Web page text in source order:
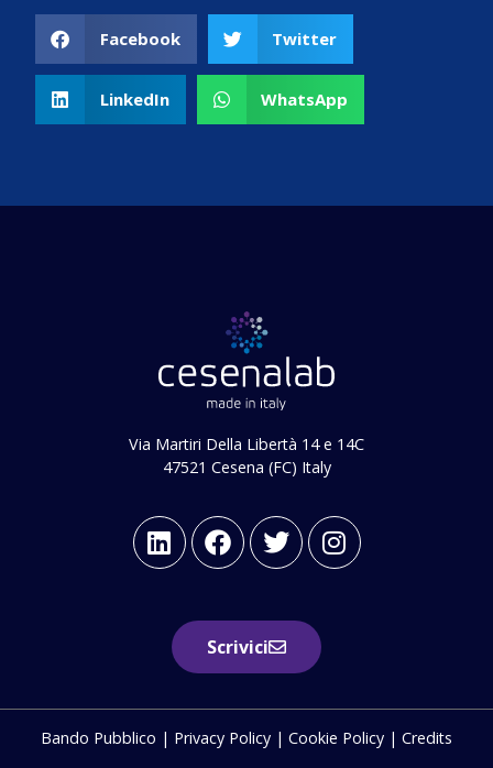
Facebook Twitter
LinkedIn WhatsApp
Via Martiri Della Libertà 14 e 14C
47521 Cesena (FC) Italy
Scrivici
Bando Pubblico | Privacy Policy | Cookie Policy | Credits